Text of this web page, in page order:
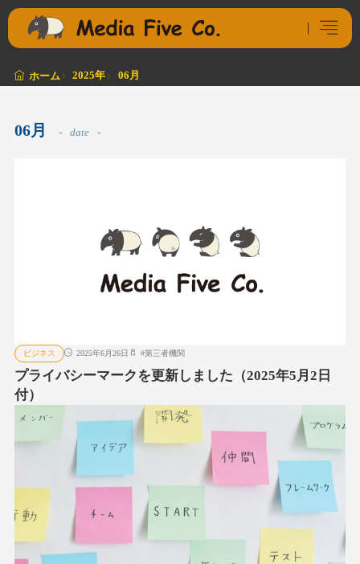
ホーム 2025年 06月
06月 date
ビジネス 2025年6月26日 #第三者機関
プライバシーマークを更新しました（2025年5月2日
付）